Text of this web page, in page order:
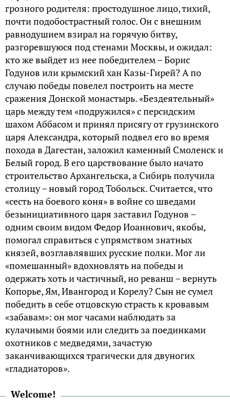
грозного родителя: простодушное лицо, тихий,
почти подобострастный голос. Он с внешним
равнодушием взирал на горячую битву,
разгоревшуюся под стенами Москвы, и ожидал:
кто же выйдет из нее победителем – Борис
Годунов или крымский хан Казы-Гирей? А по
случаю победы повелел построить на месте
сражения Донской монастырь. «Бездеятельный»
царь между тем «подружился» с персидским
шахом Аббасом и принял присягу от грузинского
царя Александра, который подвел его во время
похода в Дагестан, заложил каменный Смоленск и
Белый город. В его царствование было начато
строительство Архангельска, а Сибирь получила
столицу – новый город Тобольск. Считается, что
«сесть на боевого коня» в войне со шведами
безынициативного царя заставил Годунов –
одним своим видом Федор Иоаннович, якобы,
помогал справиться с упрямством знатных
князей, возглавлявших русские полки. Мог ли
«помешанный» вдохновлять на победы и
одержать хоть и частичный, но реванш – вернуть
Копорье, Ям, Ивангород и Корелу? Сын не сумел
победить в себе отцовскую страсть к кровавым
«забавам»: он мог часами наблюдать за
кулачными боями или следить за поединками
охотников с медведями, зачастую
заканчивающихся трагически для двуногих
«гладиаторов».
Welcome!